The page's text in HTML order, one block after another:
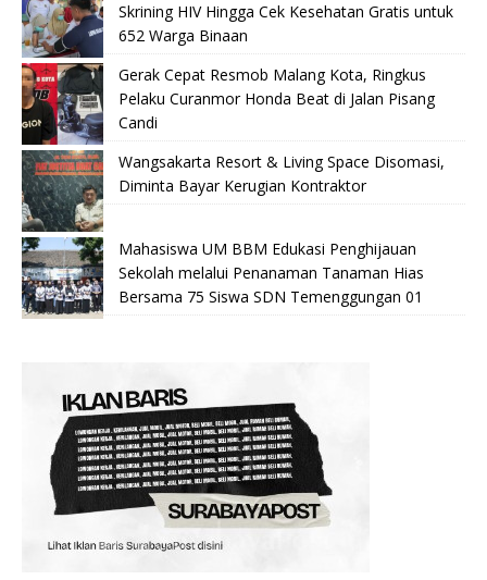
Skrining HIV Hingga Cek Kesehatan Gratis untuk
652 Warga Binaan
Gerak Cepat Resmob Malang Kota, Ringkus
Pelaku Curanmor Honda Beat di Jalan Pisang
Candi
Wangsakarta Resort & Living Space Disomasi,
Diminta Bayar Kerugian Kontraktor
Mahasiswa UM BBM Edukasi Penghijauan
Sekolah melalui Penanaman Tanaman Hias
Bersama 75 Siswa SDN Temenggungan 01